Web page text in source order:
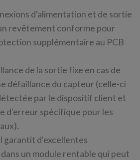
d'alimentation et de sortie
revêtement conforme pour
supplémentaire au PCB
de la sortie fixe en cas de
défaillance du capteur (celle-ci
par le dispositif client et
d'erreur spécifique pour les
garantit d'excellentes
un module rentable qui peut